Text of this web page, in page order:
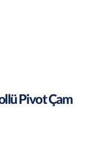
Pivot Çam